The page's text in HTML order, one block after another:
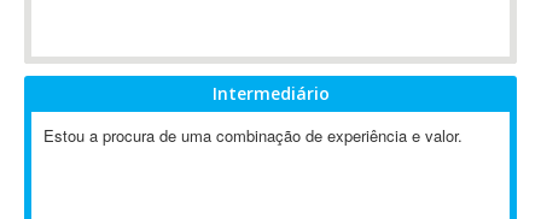
ABAP
Abaqus
ABBYY FineReader
Intermediário
Estou a procura de uma combinação de experiência e valor.